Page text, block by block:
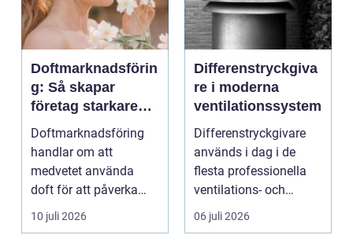
Doftmarknadsförin
g: Så skapar
företag starkare
kundupplevelser
Doftmarknadsföring
handlar om att
medvetet använda
doft för att påverka
kä...
10 juli 2026
Differenstryckgiva
re i moderna
ventilationssystem
Differenstryckgivare
används i dag i de
flesta professionella
ventilations- och
klimatanlä...
06 juli 2026